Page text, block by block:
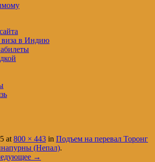
виза в Индию
at800 × 443 in Подъем на перевал Торонг
(Непал).
→